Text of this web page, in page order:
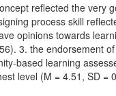
reflected the very
process skill
opinions towards
3. the endorsement
based learning
level (M = 4.51, SD =